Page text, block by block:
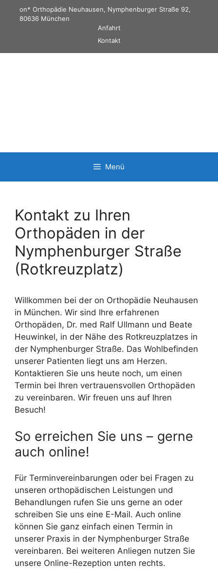
Inhalt
on* Orthopädie Neuhausen, Nymphenburger Straße 92,
80636 München
Anfahrt
Kontakt
Menü
Kontakt zu Ihren
Orthopäden in der
Nymphenburger Straße
(Rotkreuzplatz)
Willkommen bei der on Orthopädie Neuhausen
in München. Wir sind Ihre erfahrenen
Orthopäden, Dr. med Ralf Ullmann und Beate
Heuwinkel, in der Nähe des Rotkreuzplatzes in
der Nymphenburger Straße. Das Wohlbefinden
unserer Patienten liegt uns am Herzen.
Kontaktieren Sie uns heute noch, um einen
Termin bei Ihren vertrauensvollen Orthopäden
zu vereinbaren. Wir freuen uns auf Ihren
Besuch!
So erreichen Sie uns – gerne
auch online!
Für Terminvereinbarungen oder bei Fragen zu
unseren orthopädischen Leistungen und
Behandlungen rufen Sie uns gerne an oder
schreiben Sie uns eine E-Mail. Auch online
können Sie ganz einfach einen Termin in
unserer Praxis in der Nymphenburger Straße
vereinbaren. Bei weiteren Anliegen nutzen Sie
unsere Online-Rezeption unten rechts.